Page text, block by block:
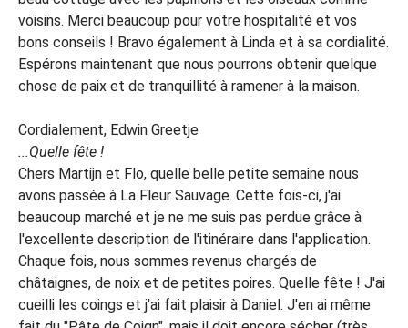
voisins. Merci beaucoup pour votre hospitalité et vos
bons conseils ! Bravo également à Linda et à sa cordialité.
Espérons maintenant que nous pourrons obtenir quelque
chose de paix et de tranquillité à ramener à la maison.
Cordialement, Edwin Greetje
...Quelle fête !
Chers Martijn et Flo, quelle belle petite semaine nous
avons passée à La Fleur Sauvage. Cette fois-ci, j'ai
beaucoup marché et je ne me suis pas perdue grâce à
l'excellente description de l'itinéraire dans l'application.
Chaque fois, nous sommes revenus chargés de
châtaignes, de noix et de petites poires. Quelle fête ! J'ai
cueilli les coings et j'ai fait plaisir à Daniel. J'en ai même